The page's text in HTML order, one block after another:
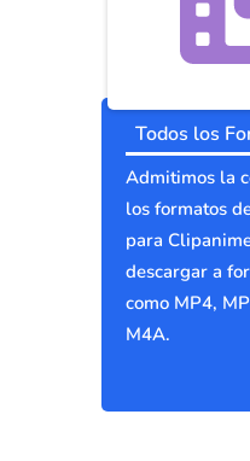
Todos los
Admitimos la
los formatos
para
descargar a
como MP4,
M4A.